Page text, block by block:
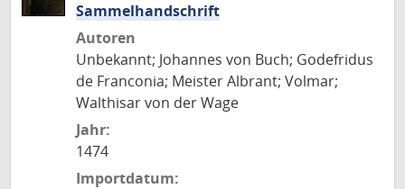
Sammelhandschrift
Autoren
Unbekannt; Johannes von Buch; Godefridus
de Franconia; Meister Albrant; Volmar;
Walthisar von der Wage
Jahr:
1474
Importdatum: